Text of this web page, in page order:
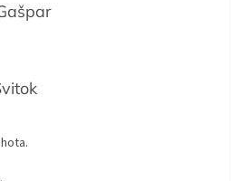
je 5 z 5 hviezdičiek.
je 5 z 5 hviezdičiek.